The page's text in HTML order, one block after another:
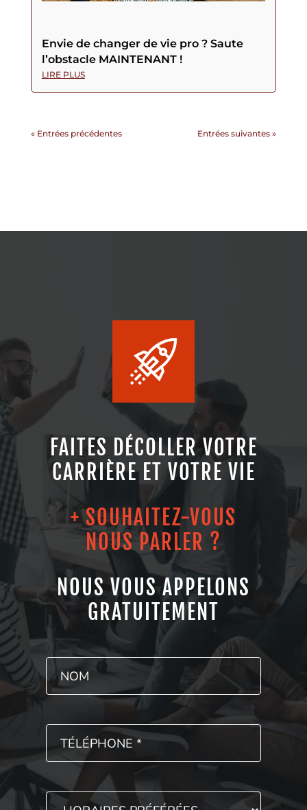
Envie de changer de vie pro ? Saute
l’obstacle MAINTENANT !
LIRE PLUS
« Entrées précédentes Entrées suivantes »
FAITES DÉCOLLER VOTRE
CARRIÈRE ET VOTRE VIE
+ SOUHAITEZ-VOUS
NOUS PARLER ?
NOUS VOUS APPELONS
GRATUITEMENT